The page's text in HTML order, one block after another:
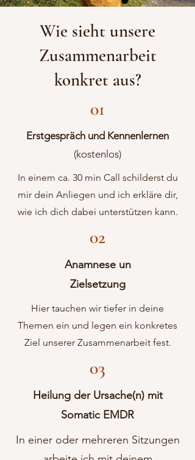
Wie sieht unsere
Zusammenarbeit
konkret aus?
01
Erstgespräch und Kennenlernen
(kostenlos)
In einem ca. 30 min Call schilderst du
mir dein Anliegen und ich erkläre dir,
wie ich dich dabei unterstützen kann.
02
Anamnese un
Zielsetzung
Hier tauchen wir tiefer in deine
Themen ein und legen ein konkretes
Ziel unserer Zusammenarbeit fest.
03
Heilung der Ursache(n) mit
Somatic EMDR
In einer oder mehreren Sitzungen